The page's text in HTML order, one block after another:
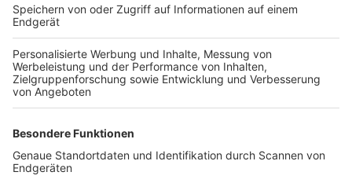
TOP-VEREINE
TOP-PARTNER